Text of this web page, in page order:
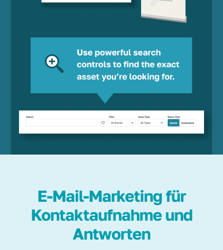
E-Mail-Marketing für
Kontaktaufnahme und
Antworten